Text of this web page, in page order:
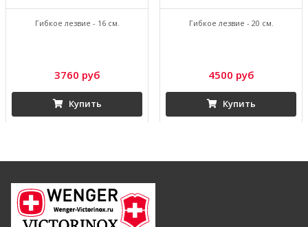
Гибкое лезвие - 16 см.
3760 руб
Купить
Гибкое лезвие - 20 см.
4500 руб
Купить